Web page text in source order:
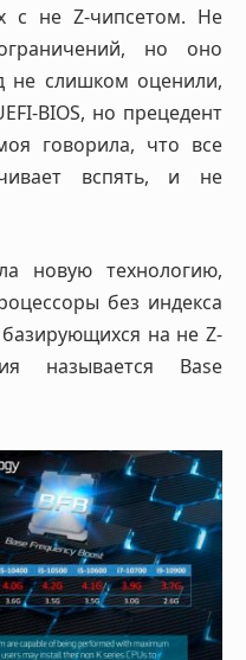
с не Z-чипсетом. Не
но оно
не слишком оценили,
BIOS, но прецедент
говорила, что все
вспять, и не
новую технологию,
без индекса
базирующихся на не Z-
называется Base